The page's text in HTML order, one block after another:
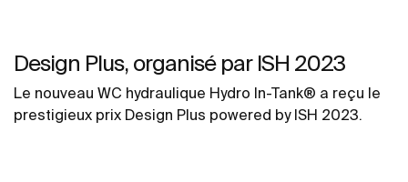
Design Plus, organisé par ISH 2023
Le nouveau WC hydraulique Hydro In-Tank® a reçu le
prestigieux prix Design Plus powered by ISH 2023.